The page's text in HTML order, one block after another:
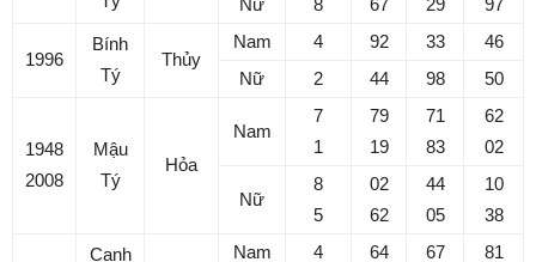
Nữ
8 67 29 97
1996
Bính
Tý
Thủy
Nam 4 92 33
46
Nữ
2 44 98 50
1948
2008
Mậu
Tý
Hỏa
Nam
7
1
79
19
71
83
62
02
Nữ
8
5
02
62
44
05
10
38
Canh Nam 4 64 67 81